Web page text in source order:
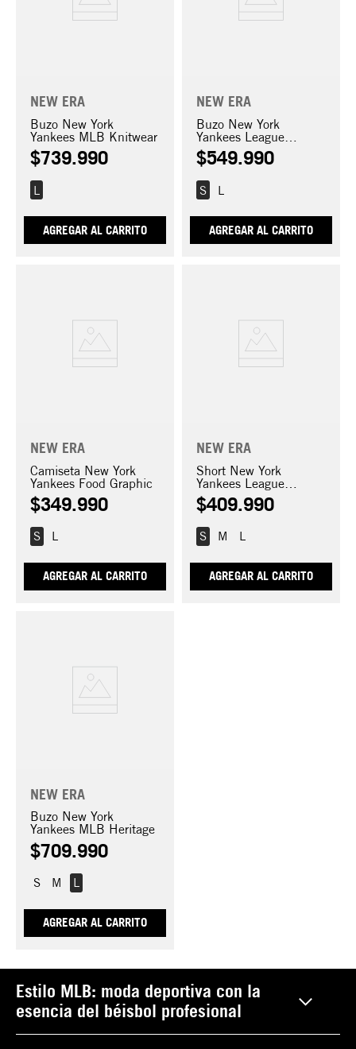
NEW ERA
Buzo New York
Yankees MLB Knitwear
$739.990
L
AGREGAR AL CARRITO
NEW ERA
Buzo New York
Yankees League
Essentials
$549.990
S L
AGREGAR AL CARRITO
NEW ERA
Camiseta New York
Yankees Food Graphic
$349.990
S L
AGREGAR AL CARRITO
NEW ERA
Short New York
Yankees League
Essentials
$409.990
S M L
AGREGAR AL CARRITO
NEW ERA
Buzo New York
Yankees MLB Heritage
$709.990
L
M
S
AGREGAR AL CARRITO
Estilo MLB: moda deportiva con la
esencia del béisbol profesional